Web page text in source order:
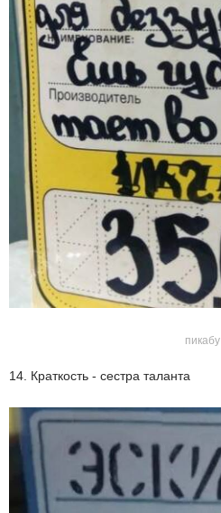
пикабу
14. Краткость - сестра таланта